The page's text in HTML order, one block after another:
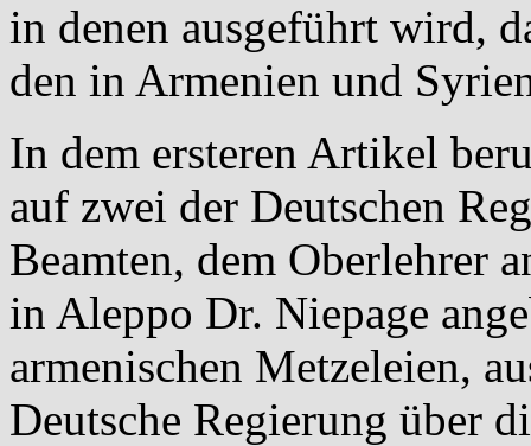
in denen ausgeführt wird,
den in Armenien und
In dem ersteren Artikel
auf zwei der Deutschen
Beamten, dem Oberlehrer
in Aleppo Dr. Niepage
armenischen Metzeleien,
Deutsche Regierung über